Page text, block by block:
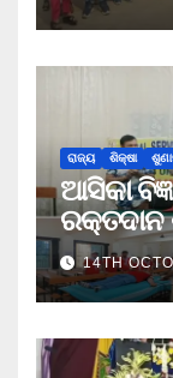
ରାଜ୍ୟ ଶିକ୍ଷା
ଆସିକା
14TH